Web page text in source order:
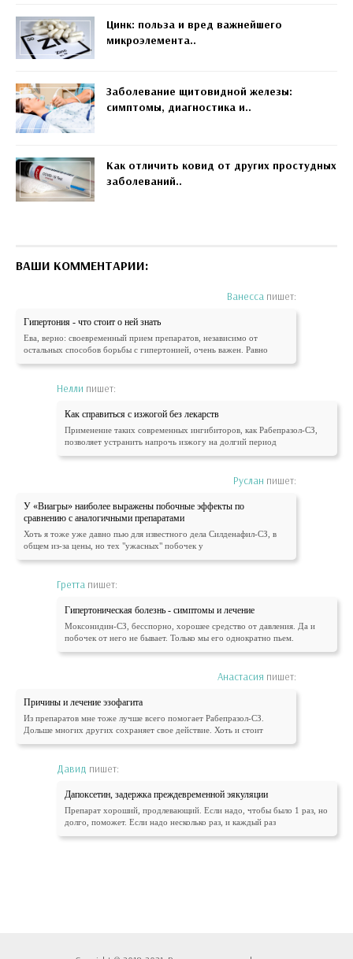
Цинк: польза и вред важнейшего
микроэлемента..
Заболевание щитовидной железы:
симптомы, диагностика и..
Как отличить ковид от других простудных
заболеваний..
ВАШИ КОММЕНТАРИИ:
Ванесса пишет:
Гипертония - что стоит о ней знать
Ева, верно: своевременный прием препаратов, независимо от
остальных способов борьбы с гипертонией, очень важен. Равно
Нелли пишет:
Как справиться с изжогой без лекарств
Применение таких современных ингибиторов, как Рабепразол-СЗ,
позволяет устранить напрочь изжогу на долгий период
Руслан пишет:
У «Виагры» наиболее выражены побочные эффекты по
сравнению с аналогичными препаратами
Хоть я тоже уже давно пью для известного дела Силденафил-СЗ, в
общем из-за цены, но тех "ужасных" побочек у
Гретта пишет:
Гипертоническая болезнь - симптомы и лечение
Моксонидин-СЗ, бесспорно, хорошее средство от давления. Да и
побочек от него не бывает. Только мы его однократно пьем.
Анастасия пишет:
Причины и лечение эзофагита
Из препаратов мне тоже лучше всего помогает Рабепразол-СЗ.
Дольше многих других сохраняет свое действие. Хоть и стоит
Давид пишет:
Дапоксетин, задержка преждевременной эякуляции
Препарат хороший, продлевающий. Если надо, чтобы было 1 раз, но
долго, поможет. Если надо несколько раз, и каждый раз